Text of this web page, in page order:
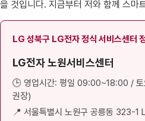
을 것입니다. 지금부터 저와 함께 스마
LG 성북구 LG전자 정식 서비스센터
LG전자 노원서비스센터
🕒 영업시간: 평일 09:00~18:00 /
권장)
📍 서울특별시 노원구 공릉동 323-1